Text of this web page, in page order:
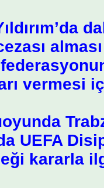
vermesi
UEFA
kararla